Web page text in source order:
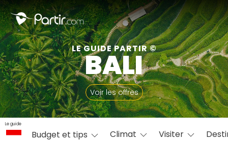
LE GUIDE PARTIR ©
BALI
Voir les offres
Le guide
Budget et tips Climat Visiter
Fermer
📍 Destinations populaires
☀️ Où partir par mois